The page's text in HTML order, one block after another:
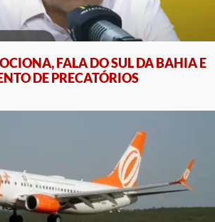
FALA DO SUL DA BAHIA E
DE PRECATÓRIOS